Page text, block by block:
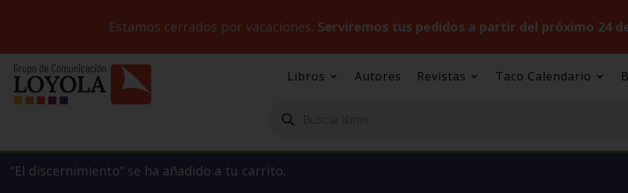
Estamos cerrados por vacaciones. Serviremos tus pedidos a partir del próximo 24
Libros Autores Revistas Taco Calendario
productos
“El discernimiento” se ha añadido a tu carrito.